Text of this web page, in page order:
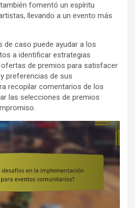
fomentó un espíritu
llevando a un evento más
caso puede ayudar a los
a identificar estrategias
de premios para satisfacer
preferencias de sus
recopilar comentarios de los
las selecciones de premios